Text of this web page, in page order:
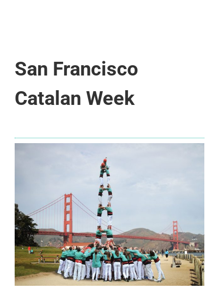
San Francisco
Catalan Week